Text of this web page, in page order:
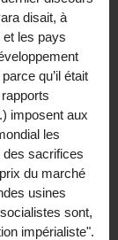
disait, à
les pays
qu’il était
imposent aux
les
des sacrifices
du marché
usines
sont,
impérialiste".